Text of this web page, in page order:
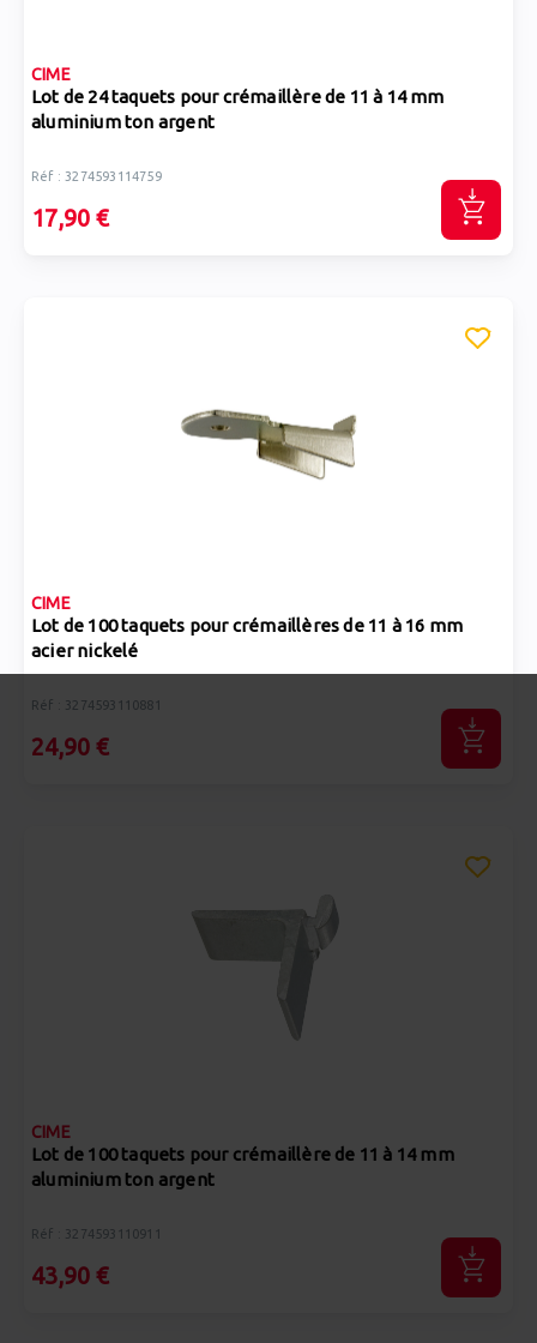
CIME
Lot de 24 taquets pour crémaillère de 11 à 14 mm
aluminium ton argent
Réf : 3274593114759
17,90 €
CIME
Lot de 100 taquets pour crémaillères de 11 à 16 mm
acier nickelé
Réf : 3274593110881
24,90 €
CIME
Lot de 100 taquets pour crémaillère de 11 à 14 mm
aluminium ton argent
Réf : 3274593110911
43,90 €